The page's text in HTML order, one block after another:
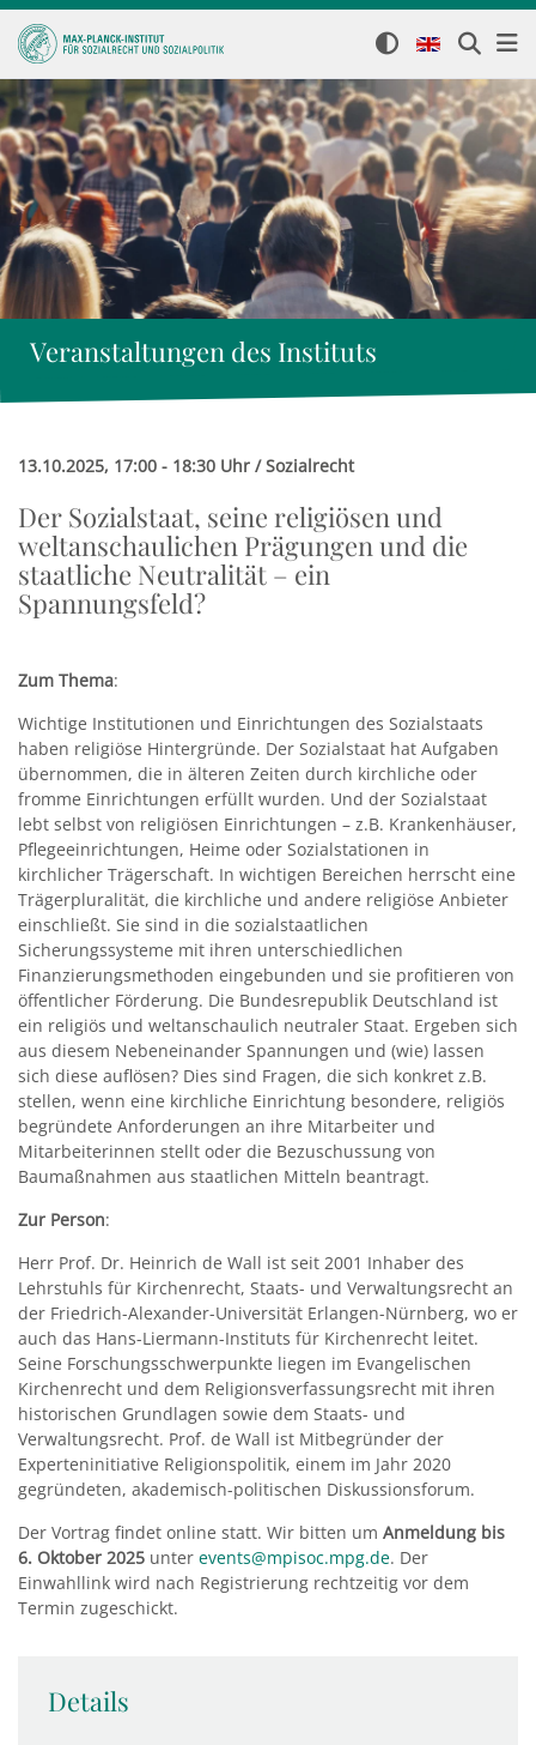
Veranstaltungen des Instituts
13.10.2025, 17:00 - 18:30 Uhr / Sozialrecht
Der Sozialstaat, seine religiösen und
weltanschaulichen Prägungen und die
staatliche Neutralität – ein
Spannungsfeld?
Zum Thema:
Wichtige Institutionen und Einrichtungen des Sozialstaats
haben religiöse Hintergründe. Der Sozialstaat hat Aufgaben
übernommen, die in älteren Zeiten durch kirchliche oder
fromme Einrichtungen erfüllt wurden. Und der Sozialstaat
lebt selbst von religiösen Einrichtungen – z.B. Krankenhäuser,
Pflegeeinrichtungen, Heime oder Sozialstationen in
kirchlicher Trägerschaft. In wichtigen Bereichen herrscht eine
Trägerpluralität, die kirchliche und andere religiöse Anbieter
einschließt. Sie sind in die sozialstaatlichen
Sicherungssysteme mit ihren unterschiedlichen
Finanzierungsmethoden eingebunden und sie profitieren von
öffentlicher Förderung. Die Bundesrepublik Deutschland ist
ein religiös und weltanschaulich neutraler Staat. Ergeben sich
aus diesem Nebeneinander Spannungen und (wie) lassen
sich diese auflösen? Dies sind Fragen, die sich konkret z.B.
stellen, wenn eine kirchliche Einrichtung besondere, religiös
begründete Anforderungen an ihre Mitarbeiter und
Mitarbeiterinnen stellt oder die Bezuschussung von
Baumaßnahmen aus staatlichen Mitteln beantragt.
Zur Person:
Herr Prof. Dr. Heinrich de Wall ist seit 2001 Inhaber des
Lehrstuhls für Kirchenrecht, Staats- und Verwaltungsrecht an
der Friedrich-Alexander-Universität Erlangen-Nürnberg, wo er
auch das Hans-Liermann-Instituts für Kirchenrecht leitet.
Seine Forschungsschwerpunkte liegen im Evangelischen
Kirchenrecht und dem Religionsverfassungsrecht mit ihren
historischen Grundlagen sowie dem Staats- und
Verwaltungsrecht. Prof. de Wall ist Mitbegründer der
Experteninitiative Religionspolitik, einem im Jahr 2020
gegründeten, akademisch-politischen Diskussionsforum.
Der Vortrag findet online statt. Wir bitten um Anmeldung bis
6. Oktober 2025 unter events@mpisoc.mpg.de. Der
Einwahllink wird nach Registrierung rechtzeitig vor dem
Termin zugeschickt.
Details